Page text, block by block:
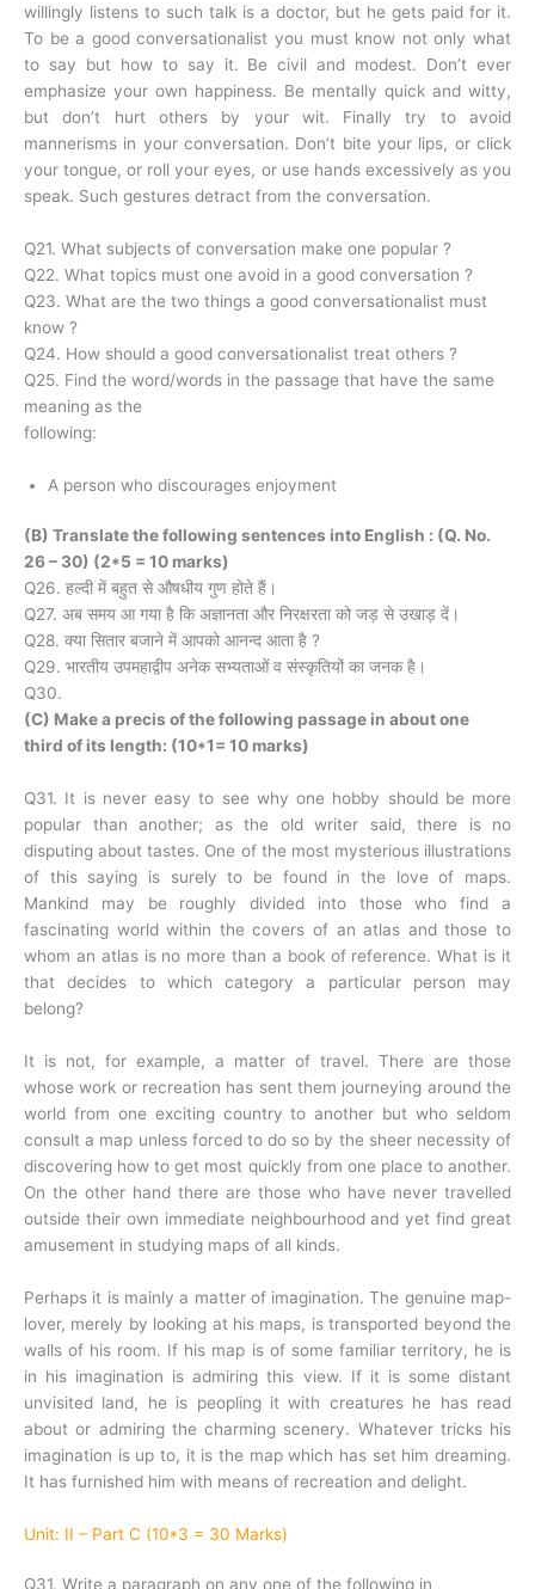
willingly listens to such talk is a doctor, but he gets paid for it.
To be a good conversationalist you must know not only what
to say but how to say it. Be civil and modest. Don’t ever
emphasize your own happiness. Be mentally quick and witty,
but don’t hurt others by your wit. Finally try to avoid
mannerisms in your conversation. Don’t bite your lips, or click
your tongue, or roll your eyes, or use hands excessively as you
speak. Such gestures detract from the conversation.
Q21. What subjects of conversation make one popular ?
Q22. What topics must one avoid in a good conversation ?
Q23. What are the two things a good conversationalist must
know ?
Q24. How should a good conversationalist treat others ?
Q25. Find the word/words in the passage that have the same
meaning as the
following:
A person who discourages enjoyment
(B) Translate the following sentences into English : (Q. No.
26 – 30) (2*5 = 10 marks)
Q26. हल्दी में बहुत से औषधीय गुण होते हैं।
Q27. अब समय आ गया है कि अज्ञानता और निरक्षरता को जड़ से उखाड़ दें।
Q28. क्या सितार बजाने में आपको आनन्द आता है ?
Q29. भारतीय उपमहाद्वीप अनेक सभ्यताओं व संस्कृतियों का जनक है।
Q30.
(C) Make a precis of the following passage in about one
third of its length: (10*1= 10 marks)
Q31. It is never easy to see why one hobby should be more
popular than another; as the old writer said, there is no
disputing about tastes. One of the most mysterious illustrations
of this saying is surely to be found in the love of maps.
Mankind may be roughly divided into those who find a
fascinating world within the covers of an atlas and those to
whom an atlas is no more than a book of reference. What is it
that decides to which category a particular person may
belong?
It is not, for example, a matter of travel. There are those
whose work or recreation has sent them journeying around the
world from one exciting country to another but who seldom
consult a map unless forced to do so by the sheer necessity of
discovering how to get most quickly from one place to another.
On the other hand there are those who have never travelled
outside their own immediate neighbourhood and yet find great
amusement in studying maps of all kinds.
Perhaps it is mainly a matter of imagination. The genuine map-
lover, merely by looking at his maps, is transported beyond the
walls of his room. If his map is of some familiar territory, he is
in his imagination is admiring this view. If it is some distant
unvisited land, he is peopling it with creatures he has read
about or admiring the charming scenery. Whatever tricks his
imagination is up to, it is the map which has set him dreaming.
It has furnished him with means of recreation and delight.
Unit: II – Part C (10*3 = 30 Marks)
Q31. Write a paragraph on any one of the following in